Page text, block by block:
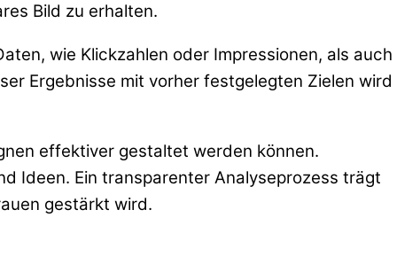
Bild zu erhalten.
wie Klickzahlen oder Impressionen, als auch
Ergebnisse mit vorher festgelegten Zielen wird
effektiver gestaltet werden können.
Ideen. Ein transparenter Analyseprozess trägt
gestärkt wird.